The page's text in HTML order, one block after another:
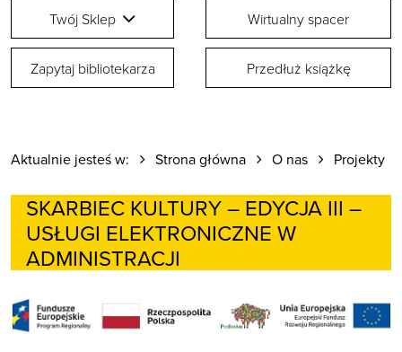
Twój Sklep Wirtualny spacer
Zapytaj bibliotekarza Przedłuż książkę
Aktualnie jesteś w: Strona główna O nas Projekty
SKARBIEC KULTURY – EDYCJA III –
USŁUGI ELEKTRONICZNE W
ADMINISTRACJI